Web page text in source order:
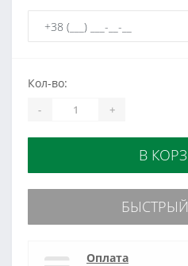
Кол-во:
- +
В
Оплата